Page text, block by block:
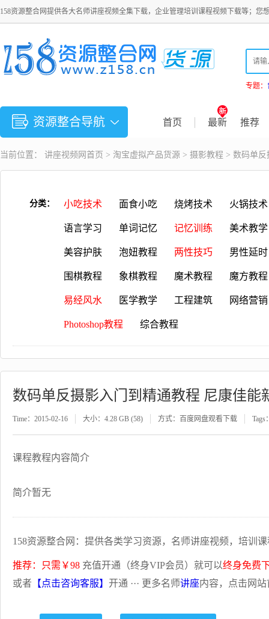
158资源整合网提供各大名师讲座视频全集下载，企业管理培训课程视频下载等；您
专题：
资源整合导航 首页 最新 推荐
当前位置： 讲座视频 网首页 > 淘宝虚拟产品货源 > 摄影教程 > 数码单
分类： 小吃技术 面食小吃 烧烤技术 火锅技术
语言学习 单词记忆 记忆训练 美术教学
美容护肤 泡妞教程 两性技巧 男性延时
围棋教程 象棋教程 魔术教程 魔方教程
易经风水 医学教学 工程建筑 网络营销
Photoshop教程 综合教程
数码单反摄影入门到精通教程 尼康佳能
Time：2015-02-16 大小：4.28 GB (58) 方式：百度网盘观看下载 Tags
课程教程内容简介
简介暂无
158资源整合网：提供各类学习资源，名师讲座视频，培训
推荐：只需￥98 充值开通（终身VIP会员）就可以终身免费
或者 【点击咨询客服】 开通 ··· 更多名师讲座内容，点击网